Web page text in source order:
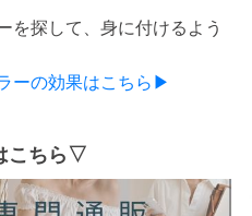
を探して、身に付けるよう
ーの効果はこちら▶
こちら▽